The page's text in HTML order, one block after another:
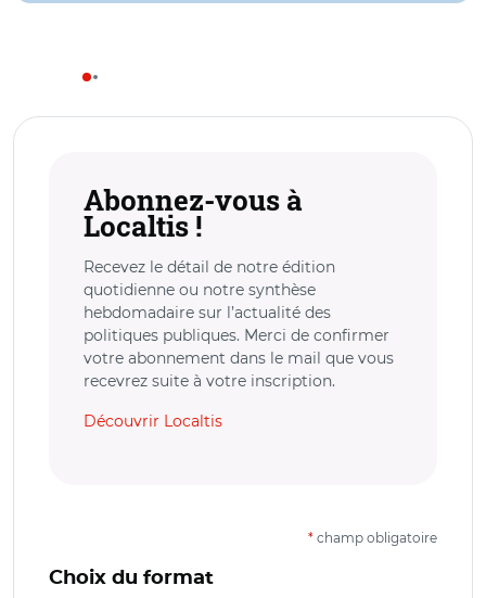
Abonnez-vous à
Localtis !
Recevez le détail de notre édition
quotidienne ou notre synthèse
hebdomadaire sur l’actualité des
politiques publiques. Merci de confirmer
votre abonnement dans le mail que vous
recevrez suite à votre inscription.
Découvrir Localtis
* champ obligatoire
Choix du format